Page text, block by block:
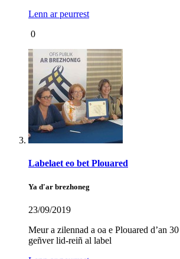
Lenn ar peurrest
0
Labelaet eo bet Plouared
Ya d'ar brezhoneg
23/09/2019
Meur a zilennad a oa e Plouared d’an
geñver lid-reiñ al label